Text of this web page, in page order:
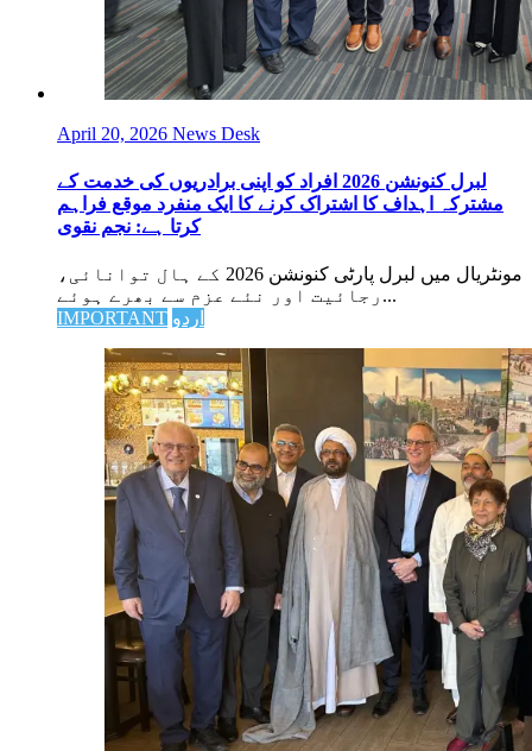
April 20, 2026 News Desk
لبرل کنونشن 2026 افراد کو اپنی برادریوں کی خدمت کے
مشترکہ اہداف کا اشتراک کرنے کا ایک منفرد موقع فراہم
کرتا ہے: نجم نقوی
مونٹریال میں لبرل پارٹی کنونشن 2026 کے ہال توانائی،
رجائیت اور نئے عزم سے بھرے ہوئے...
IMPORTANT اردو